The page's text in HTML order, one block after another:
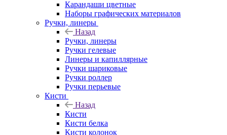
Карандаши цветные
Наборы графических материалов
Ручки, линеры
Назад
Ручки, линеры
Ручки гелевые
Линеры и капиллярные
Ручки шариковые
Ручки роллер
Ручки перьевые
Кисти
Назад
Кисти
Кисти белка
Кисти колонок